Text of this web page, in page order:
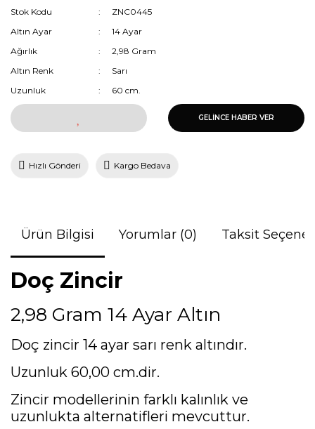
Stok Kodu
ZNC0445
Altın Ayar
14 Ayar
Ağırlık
2,98 Gram
Altın Renk
Sarı
Uzunluk
60 cm.
GELİNCE HABER VER
Hızlı Gönderi Kargo Bedava
Ürün Bilgisi Yorumlar (0) Taksit
Doç Zincir
2,98 Gram 14 Ayar Altın
Doç zincir 14 ayar sarı renk altındır.
Uzunluk 60,00 cm.dir.
Zincir modellerinin farklı kalınlık ve
uzunlukta alternatifleri mevcuttur.